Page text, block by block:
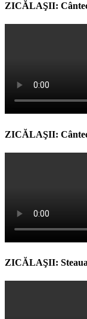
ZICĂLAŞII:
ZICĂLAŞII:
ZICĂLAŞII: